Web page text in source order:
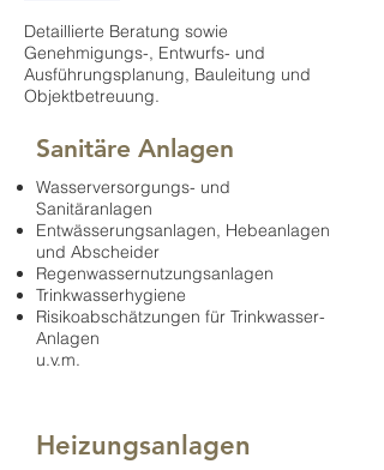
Detaillierte Beratung sowie
Genehmigungs-, Entwurfs- und
Ausführungsplanung, Bauleitung und
Objektbetreuung.
Sanitäre Anlagen
Wasserversorgungs- und
Sanitäranlagen
Entwässerungsanlagen, Hebeanlagen
und Abscheider
Regenwassernutzungsanlagen
Trinkwasserhygiene
Risikoabschätzungen für Trinkwasser-
Anlagen
u.v.m.
Heizungsanlagen